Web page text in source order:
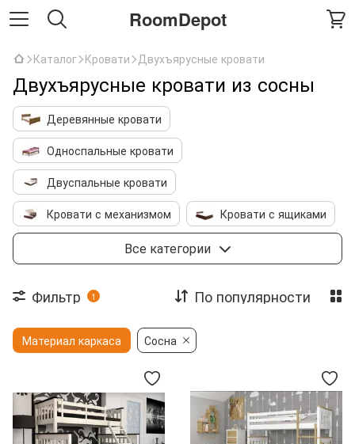
RoomDepot
Каталог Кровати Двухъярусные кровати
Двухъярусные кровати из сосны
Деревянные кровати
Односпальные кровати
Двуспальные кровати
Кровати с механизмом
Кровати с ящиками
Детские кровати
Двухъярусные кровати
Кровати с мягким изголовьем
Каркасы
Все категории
Фильтр 1 По популярности
Материал каркаса Сосна